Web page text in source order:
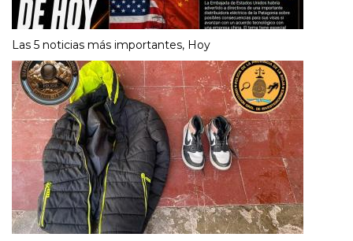
Las 5 noticias más importantes, Hoy